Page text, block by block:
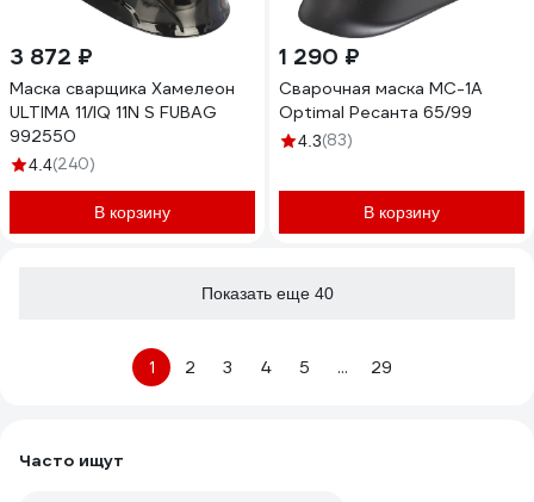
3 872 ₽
Маска сварщика Хамелеон
ULTIMA 11/IQ 11N S FUBAG
992550
4.4(240)
В корзину
1 290 ₽
Сварочная маска МС-1А
Optimal Ресанта 65/99
4.3(83)
В корзину
Показать еще 40
1 2 3 4 5 ... 29
Часто ищут